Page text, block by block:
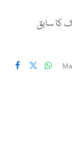
کا سابق